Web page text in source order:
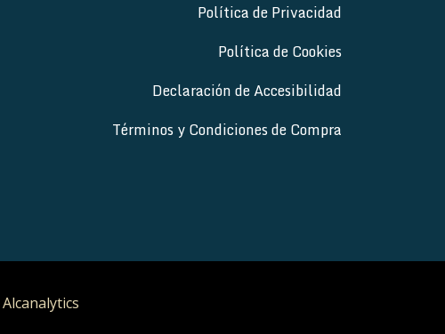
Política de Privacidad
Política de Cookies
Declaración de Accesibilidad
Términos y Condiciones de Compra
Alcanalytics